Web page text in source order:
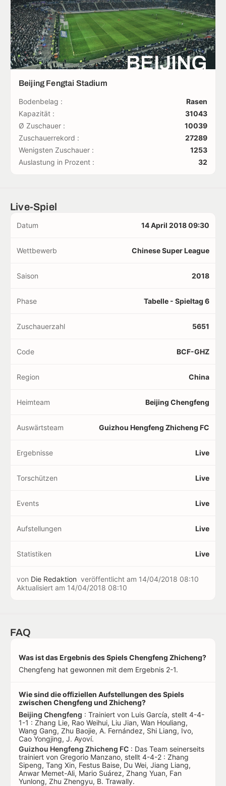
BEIJING
Beijing Fengtai Stadium
Bodenbelag :
Rasen
Kapazität :
31043
Ø Zuschauer :
10039
Zuschauerrekord :
27289
Wenigsten Zuschauer :
1253
Auslastung in Prozent :
32
Live-Spiel
Datum 14 April 2018 09:30
Wettbewerb Chinese Super League
Saison 2018
Phase Tabelle - Spieltag 6
Zuschauerzahl 5651
Code BCF-GHZ
Region China
Heimteam Beijing Chengfeng
Auswärtsteam Guizhou Hengfeng Zhicheng FC
Ergebnisse Live
Torschützen Live
Events Live
Aufstellungen Live
Statistiken Live
von Die Redaktion veröffentlicht am 14/04/2018 08:10
Aktualisiert am 14/04/2018 08:10
FAQ
Was ist das Ergebnis des Spiels Chengfeng Zhicheng?
Chengfeng hat gewonnen mit dem Ergebnis 2-1.
Wie sind die offiziellen Aufstellungen des Spiels
zwischen Chengfeng und Zhicheng?
Beijing Chengfeng : Trainiert von Luis García, stellt 4-4-
1-1 : Zhang Lie, Rao Weihui, Liu Jian, Wan Houliang,
Wang Gang, Zhu Baojie, A. Fernández, Shi Liang, Ivo,
Cao Yongjing, J. Ayoví.
Guizhou Hengfeng Zhicheng FC : Das Team seinerseits
trainiert von Gregorio Manzano, stellt 4-4-2 : Zhang
Sipeng, Tang Xin, Festus Baise, Du Wei, Jiang Liang,
Anwar Memet-Ali, Mario Suárez, Zhang Yuan, Fan
Yunlong, Zhu Zhengyu, B. Trawally.